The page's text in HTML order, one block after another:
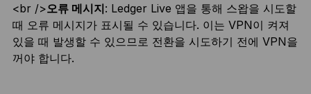
<br />오류 메시지: Ledger Live 앱을 통해 스왑을 시도할
때 오류 메시지가 표시될 수 있습니다. 이는 VPN이 켜져
있을 때 발생할 수 있으므로 전환을 시도하기 전에 VPN을
꺼야 합니다.